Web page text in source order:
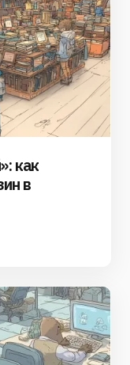
как
в